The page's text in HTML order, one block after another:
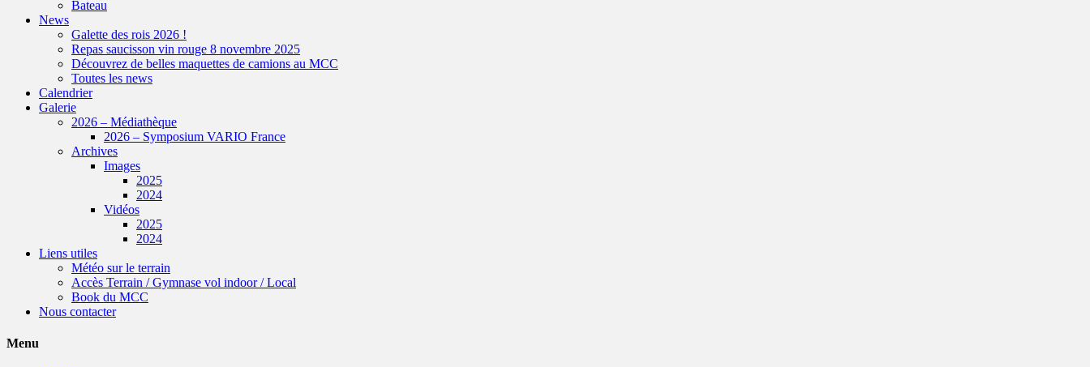
Bateau
News
Galette des rois 2026 !
Repas saucisson vin rouge 8 novembre 2025
Découvrez de belles maquettes de camions au MCC
Toutes les news
Calendrier
Galerie
2026 – Médiathèque
2026 – Symposium VARIO France
Archives
Images
2025
2024
Vidéos
2025
2024
Liens utiles
Météo sur le terrain
Accès Terrain / Gymnase vol indoor / Local
Book du MCC
Nous contacter
Menu